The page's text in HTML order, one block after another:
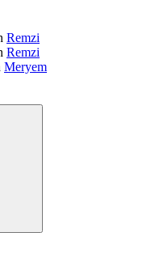
Remzi
Remzi
Meryem